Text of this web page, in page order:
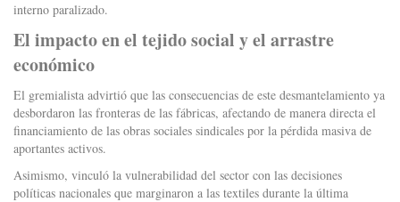
interno paralizado.
El impacto en el tejido social y el arrastre
económico
El gremialista advirtió que las consecuencias de este desmantelamiento ya
desbordaron las fronteras de las fábricas, afectando de manera directa el
financiamiento de las obras sociales sindicales por la pérdida masiva de
aportantes activos.
Asimismo, vinculó la vulnerabilidad del sector con las decisiones
políticas nacionales que marginaron a las textiles durante la última